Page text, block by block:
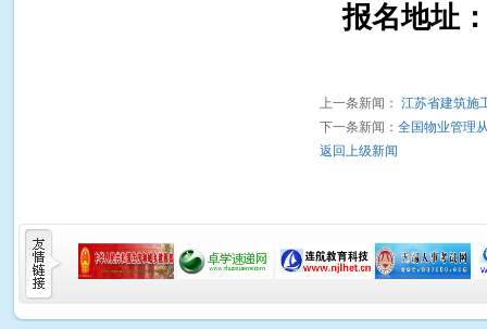
报名地址
上一条新闻： 江苏省建筑施
下一条新闻： 全国物业管理
返回上级新闻